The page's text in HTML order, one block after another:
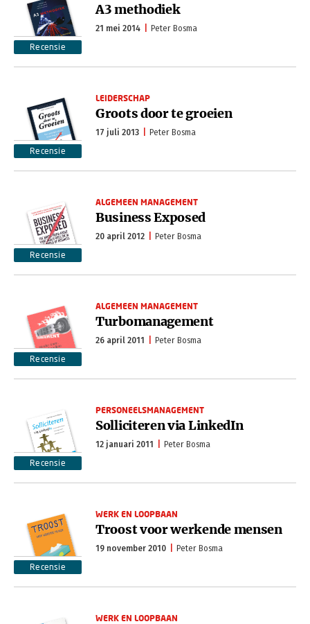
Recensie
A3 methodiek
21 mei 2014 Peter Bosma
Recensie
LEIDERSCHAP
Groots door te groeien
17 juli 2013 Peter Bosma
Recensie
ALGEMEEN MANAGEMENT
Business Exposed
20 april 2012 Peter Bosma
Recensie
ALGEMEEN MANAGEMENT
Turbomanagement
26 april 2011 Peter Bosma
Recensie
PERSONEELSMANAGEMENT
Solliciteren via LinkedIn
12 januari 2011 Peter Bosma
Recensie
WERK EN LOOPBAAN
Troost voor werkende mensen
19 november 2010 Peter Bosma
WERK EN LOOPBAAN